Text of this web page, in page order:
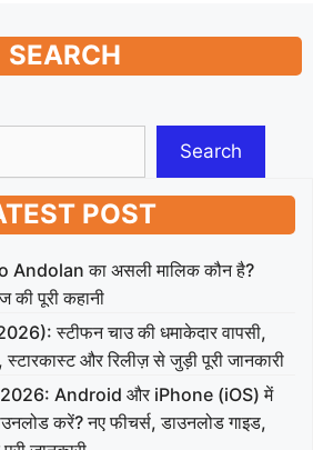
SEARCH
Search
POST
का असली मालिक कौन है?
पूरी कहानी
स्टीफन चाउ की धमाकेदार वापसी,
स्टारकास्ट और रिलीज़ से जुड़ी पूरी जानकारी
Android और iPhone (iOS) में
करें? नए फीचर्स, डाउनलोड गाइड,